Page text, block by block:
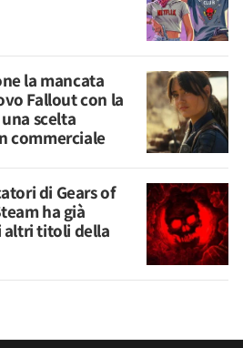
la mancata
Fallout con la
scelta
commerciale
di Gears of
ha già
titoli della